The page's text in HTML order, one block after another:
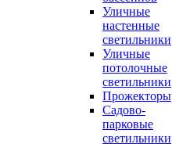
Уличные
настенные
светильники
Уличные
потолочные
светильники
Прожекторы
Садово-
парковые
светильники